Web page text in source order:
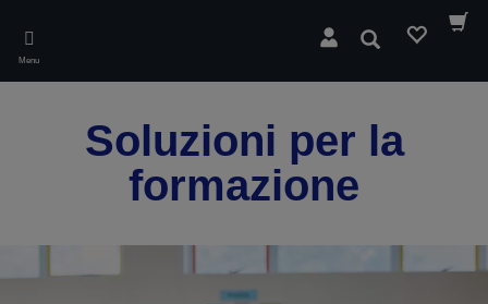
main
content
Menu
Cerca
Soluzioni per la
formazione